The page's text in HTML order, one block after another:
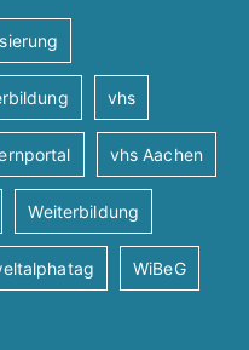
vhs
vhs Aachen
Weiterbildung
WiBeG